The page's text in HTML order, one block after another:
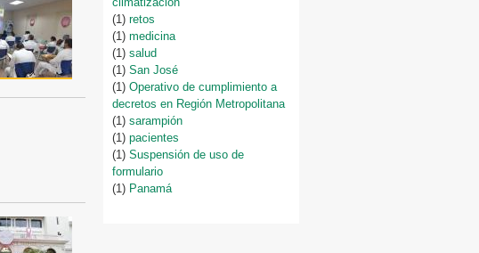
(1) retos
(1) medicina
(1) salud
(1) San José
(1) Operativo de cumplimiento a
decretos en Región Metropolitana
(1) sarampión
(1) pacientes
(1) Suspensión de uso de
formulario
(1) Panamá